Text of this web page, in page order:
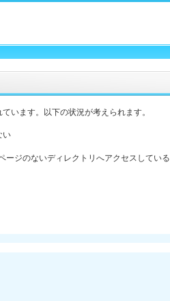
います。以下の状況が考えられます。
い
ージのないディレクトリへアクセスしている